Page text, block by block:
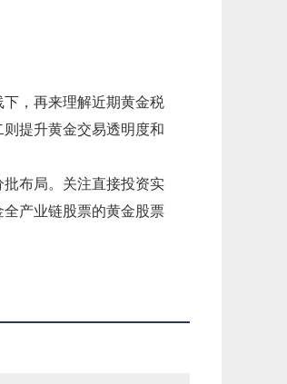
，再来理解近期黄金税
提升黄金交易透明度和
布局。关注直接投资实
产业链股票的黄金股票